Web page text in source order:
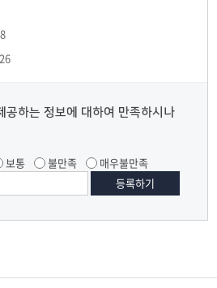
공하는 정보에 대하여 만족하시나
보통 불만족 매우불만족